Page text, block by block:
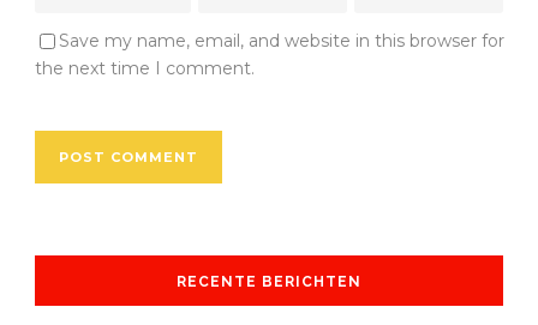
Save my name, email, and website in this browser for
the next time I comment.
RECENTE BERICHTEN